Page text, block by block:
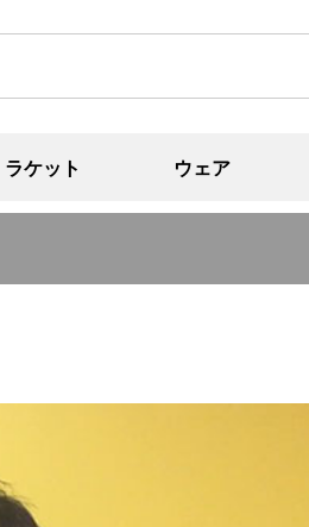
ラケット ウェア